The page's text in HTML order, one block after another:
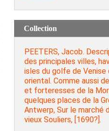
Collection
PEETERS, Jacob.
des principales villes,
isles du golfe de Venise
oriental. Comme aussi
et forteresses de la
quelques places de la
Antwerp, Sur le marché
vieux Souliers, [1690?].